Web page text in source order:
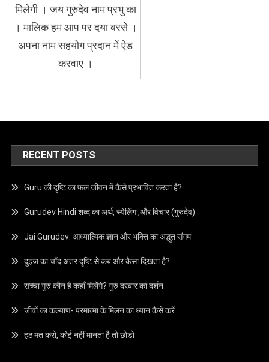
मिलेगी । जय गुरुदेव नाम प्रभु का
। मालिक हम आप पर दया बरसे ।
अपना नाम सहयोग प्रदान में ऐड
करवाए ।
RECENT POSTS
Guru की दृष्टि का फल जीवन में कैसे प्रभावित करता है?
Gurudev Hindi शब्द का अर्थ, स्पेलिंग ,और विचार (गुरुदेव)
Jai Gurudev: आध्यात्मिक ज्ञान और भक्ति का अद्भुत संगम
दुइज का चाँद अंतर दृष्टि से कब और कैसा दिखता है?
सच्चा गुरु कौन है कहाँ मिलेंगे? गुरु दरबार का दर्शन
जीवों का कल्याण- परमात्मा के मिलन का ध्यान कैसे करें
हठ मत करो, कोई नहीं मानता है तो छोड़ो